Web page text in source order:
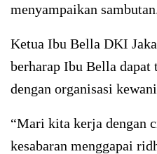
menyampaikan
Ketua Ibu Bella DKI
berharap Ibu Bella dapat
dengan organisasi
“Mari kita kerja dengan
kesabaran menggapai